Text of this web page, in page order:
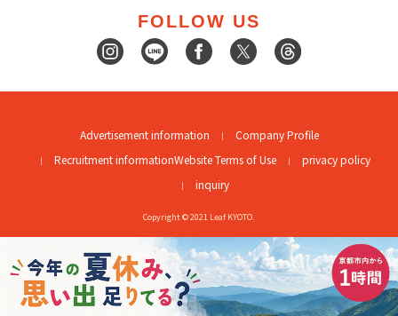
FOLLOW US
Advertisement information
Company Profile
Recruitment informationWebsite Terms of Use
privacy policy
inquiry
Copyright © 2021 Leaf KYOTO.